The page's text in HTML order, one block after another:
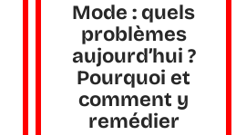
Mode : quels
problèmes
aujourd’hui ?
Pourquoi et
comment y
remédier